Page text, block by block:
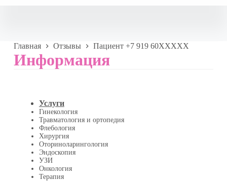
Главная Отзывы Пациент +7 919 60XXXXX
Информация
Услуги
Гинекология
Травматология и ортопедия
Флебология
Хирургия
Оториноларингология
Эндоскопия
УЗИ
Онкология
Терапия